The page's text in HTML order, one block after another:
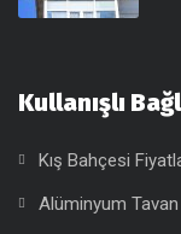
Kullanışlı
Kış Bahçesi
Alüminyum Tavan